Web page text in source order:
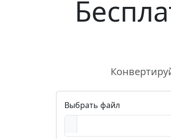
Выбрать файл